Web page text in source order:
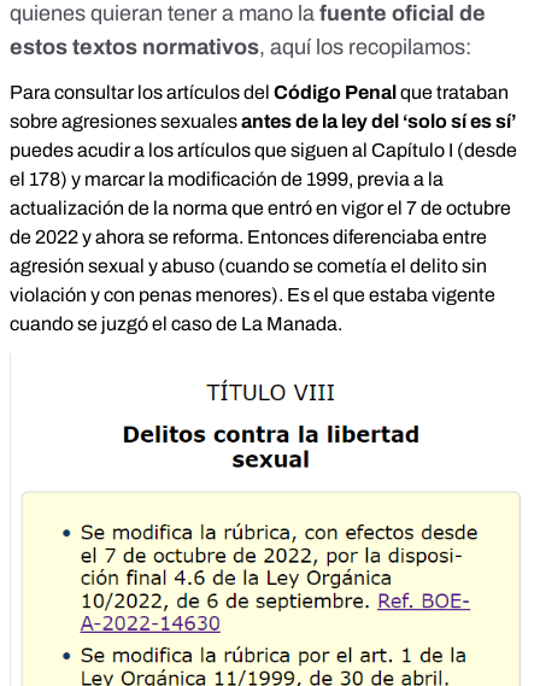
quienes quieran tener a mano la fuente oficial de
estos textos normativos, aquí los recopilamos:
Para consultar los artículos del Código Penalque trataban
sobre agresiones sexualesantes de la ley del ‘solo sí es sí’
puedes acudir a los artículos que siguen al Capítulo I (desde
el 178) y marcar la modificación de 1999, previa a la
actualización de la norma que entró en vigor el 7 de octubre
de 2022 y ahora se reforma. Entonces diferenciaba entre
agresión sexual y abuso (cuando se cometía el delito sin
violación y con penas menores). Es el que estaba vigente
cuando se juzgó el caso de La Manada.